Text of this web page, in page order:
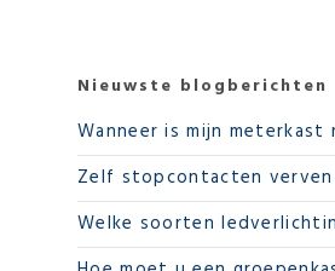
Nieuwste blogberichten
Wanneer is mijn meterkast
Zelf stopcontacten verven
Welke soorten